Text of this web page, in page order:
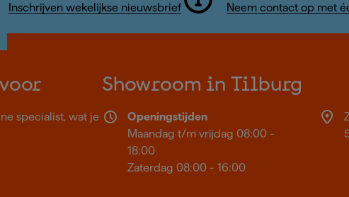
Inschrijven wekelijkse nieuwsbrief
Neem contact op met
specialist, wat je
Showroom in Tilburg
Openingstijden
Maandag t/m vrijdag 08:00 -
18:00
Zaterdag 08:00 - 16:00